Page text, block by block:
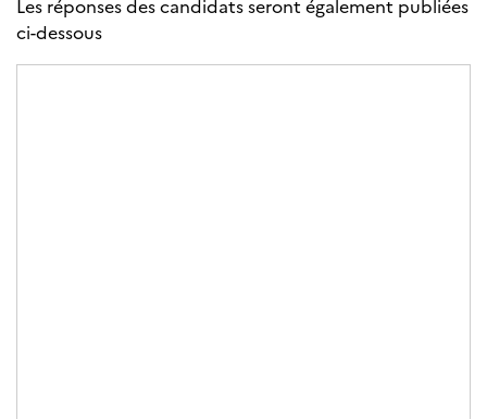
Les réponses des candidats seront également publiées
ci-dessous